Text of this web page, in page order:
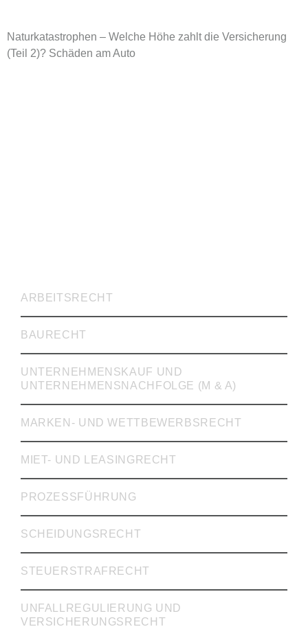
Naturkatastrophen – Welche Höhe zahlt die Versicherung
(Teil 2)? Schäden am Auto
ARBEITSRECHT
BAURECHT
UNTERNEHMENSKAUF UND
UNTERNEHMENSNACHFOLGE (M & A)
MARKEN- UND WETTBEWERBSRECHT
MIET- UND LEASINGRECHT
PROZESSFÜHRUNG
SCHEIDUNGSRECHT
STEUERSTRAFRECHT
UNFALLREGULIERUNG UND
VERSICHERUNGSRECHT